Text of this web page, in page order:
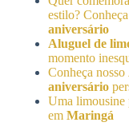
estilo?
aniversário
Aluguel de
momento
Conheça nosso
aniversário
Uma limousine
em Maringá